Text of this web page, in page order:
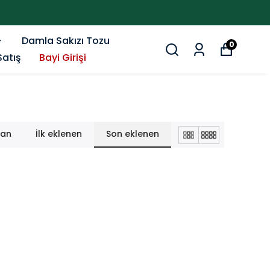
Damla Sakızı Tozu
Bayi Girişi
0
İlk eklenen Son eklenen